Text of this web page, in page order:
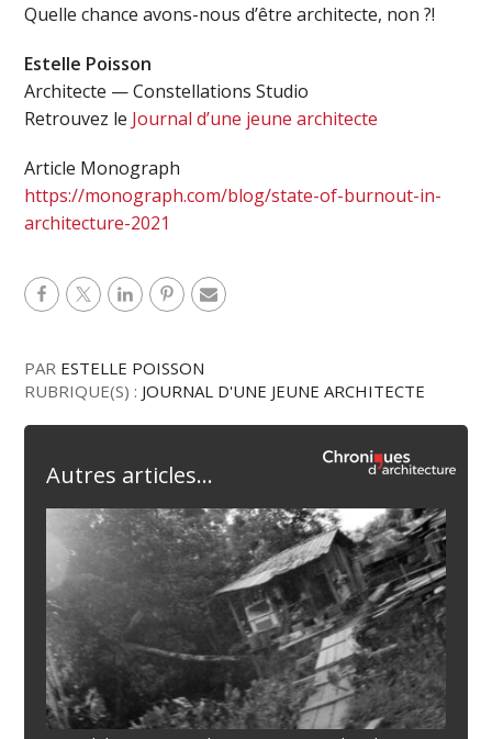
Quelle chance avons-nous d’être architecte, non ?!
Estelle Poisson
Architecte — Constellations Studio
Retrouvez le Journal d’une jeune architecte
Article Monograph
https://monograph.com/blog/state-of-burnout-in-
architecture-2021
PAR ESTELLE POISSON
RUBRIQUE(S) : JOURNAL D'UNE JEUNE ARCHITECTE
Autres articles...